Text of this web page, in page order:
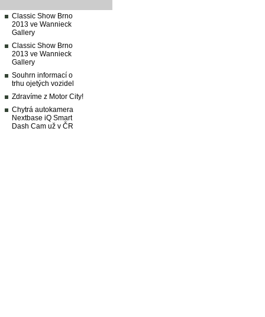
Classic Show Brno
2013 ve Wannieck
Gallery
Classic Show Brno
2013 ve Wannieck
Gallery
Souhrn informací o
trhu ojetých vozidel
Zdravíme z Motor City!
Chytrá autokamera
Nextbase iQ Smart
Dash Cam už v ČR